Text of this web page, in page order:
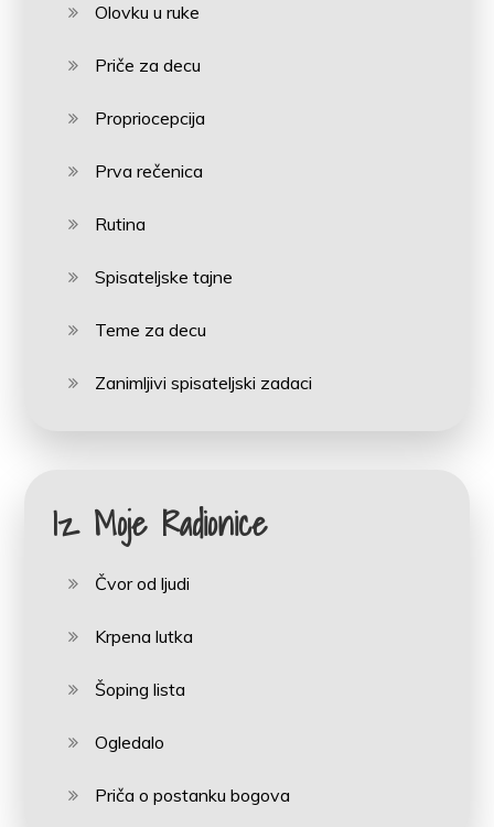
Olovku u ruke
Priče za decu
Propriocepcija
Prva rečenica
Rutina
Spisateljske tajne
Teme za decu
Zanimljivi spisateljski zadaci
Iz Moje Radionice
Čvor od ljudi
Krpena lutka
Šoping lista
Ogledalo
Priča o postanku bogova